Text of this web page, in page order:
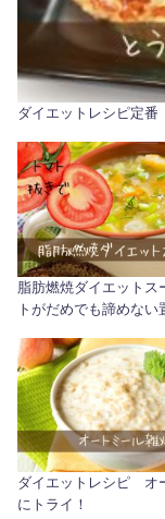
ダイエットレシピ定
脂肪燃焼ダイエット
トがだめでも諦めない
ダイエットレシピ オ
にトライ！